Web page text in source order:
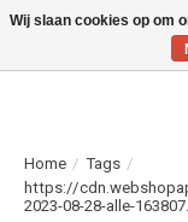
LET OP! ALLEEN
Home / Tags /
https://
2023-08-28-alle-
Wij slaan cookies op om